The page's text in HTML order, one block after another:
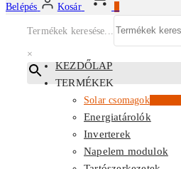
Belépés Kosár
Termékek keresése...
×
KEZDŐLAP
TERMÉKEK
Solar csomagokKiemelt
Energiatárolók
Inverterek
Napelem modulok